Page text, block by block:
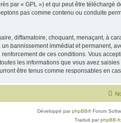
par « GPL ») et qui peut être téléchargé
pas comme contenu ou conduite
diffamatoire, choquant, menaçant, à
bannissement immédiat et permanent,
de ces conditions. Vous
les informations que vous avez
être tenus comme responsables en
Développé parphpBB® Forum
Traduit parphpBB-